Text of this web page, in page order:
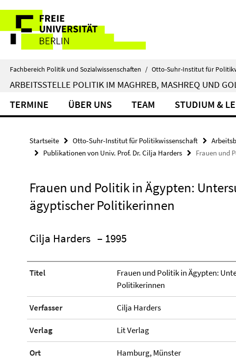
direkt
zu
Inhalt
Service-
Navigation
Fachbereich Politik und Sozialwissenschaften / Otto-Suhr-Institut für
ARBEITSSTELLE POLITIK IM MAGHREB, MASHREQ UND
TERMINE ÜBER UNS TEAM STUDIUM &
Startseite Otto-Suhr-Institut für Politikwissenschaft
Publikationen von Univ. Prof. Dr. Cilja Harders
Frauen und
Frauen und Politik in Ägypten:
ägyptischer Politikerinnen
Cilja Harders – 1995
Titel
Frauen und Politik in Ägypten:
Politikerinnen
Verfasser Cilja Harders
Verlag Lit Verlag
Ort Hamburg, Münster